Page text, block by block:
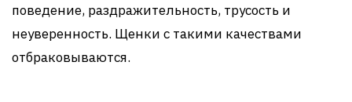
поведение, раздражительность, трусость и
неуверенность. Щенки с такими качествами
отбраковываются.